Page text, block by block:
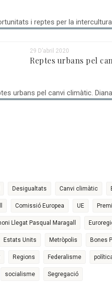
29 D’abril 2020
Reptes urbans pel
Desigualtats Canvi climàtic
Comissió Europea UE Premi
Llegat Pasqual Maragall
Estats Units Metròpolis Bones
Regions Federalisme
socialisme Segregació